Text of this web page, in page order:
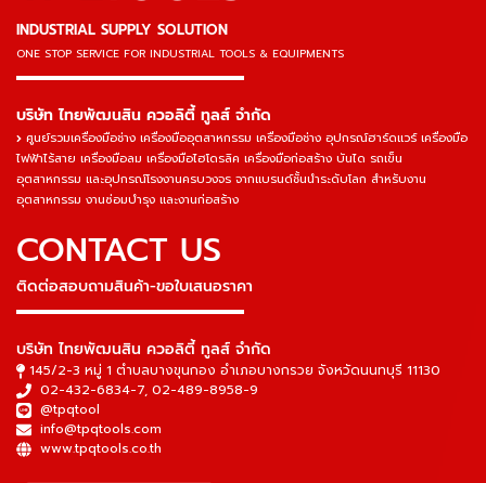
INDUSTRIAL SUPPLY SOLUTION
ONE STOP SERVICE FOR INDUSTRIAL TOOLS & EQUIPMENTS
▬▬▬▬▬▬▬▬▬▬▬▬▬▬▬
บริษัท ไทยพัฒนสิน ควอลิตี้ ทูลส์ จำกัด
ศูนย์รวมเครื่องมือช่าง เครื่องมืออุตสาหกรรม เครื่องมือช่าง อุปกรณ์ฮาร์ดแวร์ เครื่องมือ
ไฟฟ้าไร้สาย เครื่องมือลม เครื่องมือไฮโดรลิค เครื่องมือก่อสร้าง บันได รถเข็น
อุตสาหกรรม และอุปกรณ์โรงงานครบวงจร จากแบรนด์ชั้นนำระดับโลก สำหรับงาน
อุตสาหกรรม งานซ่อมบำรุง และงานก่อสร้าง
CONTACT US
ติดต่อสอบถามสินค้า-ขอใบเสนอราคา
▬▬▬▬▬▬▬▬▬▬▬▬▬▬▬
บริษัท ไทยพัฒนสิน ควอลิตี้ ทูลส์ จำกัด
145/2-3 หมู่ 1 ตำบลบางขุนกอง อำเภอบางกรวย จังหวัดนนทบุรี 11130
02-432-6834-7, 02-489-8958-9
@tpqtool
info@tpqtools.com
www.tpqtools.co.th